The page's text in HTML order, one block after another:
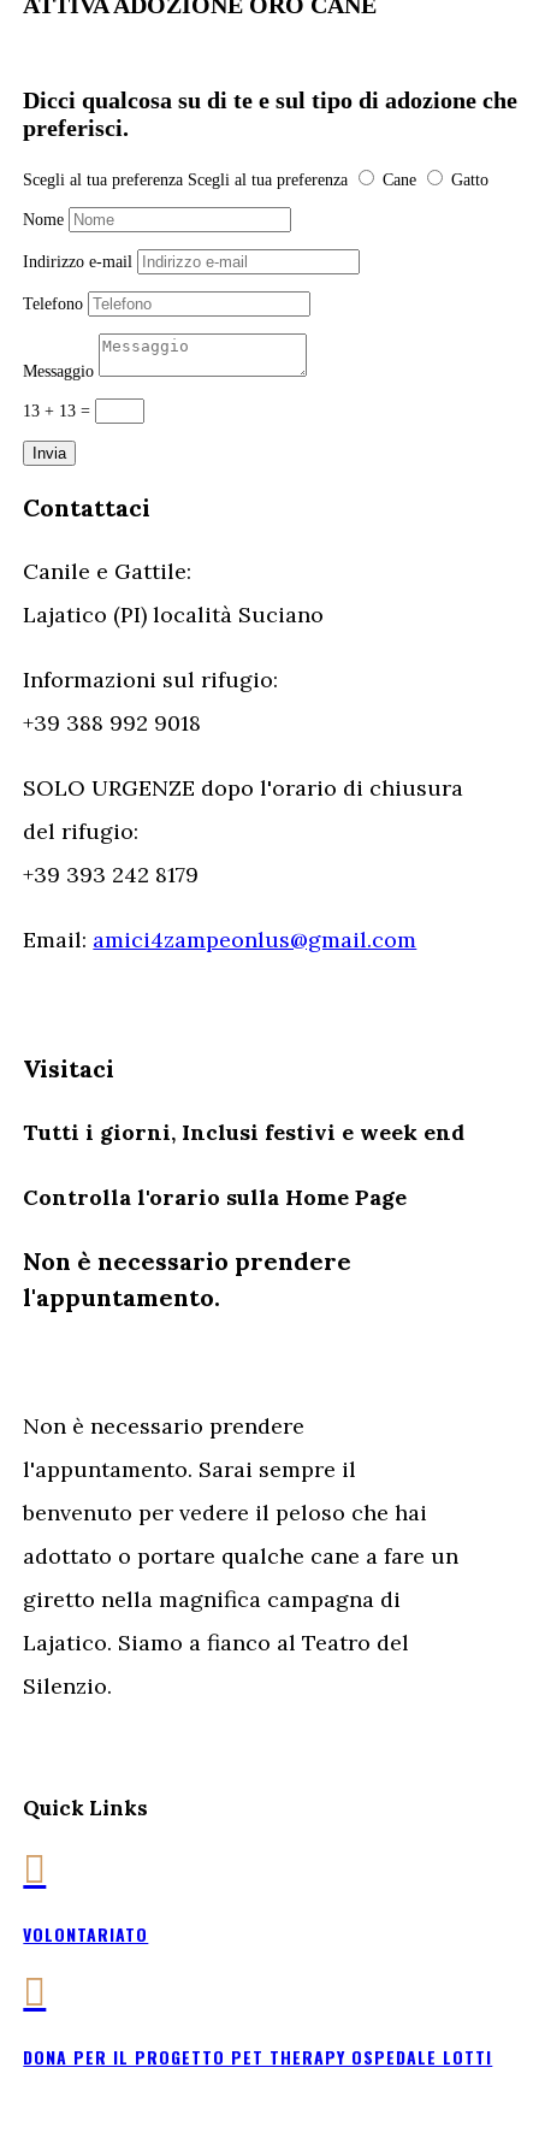
Dicci qualcosa su di te e sul tipo di adozione che
preferisci.
Scegli al tua preferenza Scegli al tua preferenza Cane Gatto
Nome
Indirizzo e-mail
Telefono
Messaggio
13 + 13 =
Invia
Contattaci
Canile e Gattile:
Lajatico (PI) località Suciano
Informazioni sul rifugio:
+39 388 992 9018
SOLO URGENZE dopo l'orario di chiusura
del rifugio:
+39 393 242 8179
Email: amici4zampeonlus@gmail.com
Visitaci
Tutti i giorni, Inclusi festivi e week end
Controlla l'orario sulla Home Page
Non è necessario prendere
l'appuntamento.
Non è necessario prendere
l'appuntamento. Sarai sempre il
benvenuto per vedere il peloso che hai
adottato o portare qualche cane a fare un
giretto nella magnifica campagna di
Lajatico. Siamo a fianco al Teatro del
Silenzio.
Quick Links

VOLONTARIATO

DONA PER IL PROGETTO PET THERAPY OSPEDALE LOTTI